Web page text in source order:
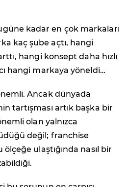
kadar en çok markaları
kaç şube açtı, hangi
hangi konsept daha hızlı
hangi markaya yöneldi…
Ancak dünyada
tartışması artık başka bir
olan yalnızca
değil; franchise
ölçeğe ulaştığında nasıl bir